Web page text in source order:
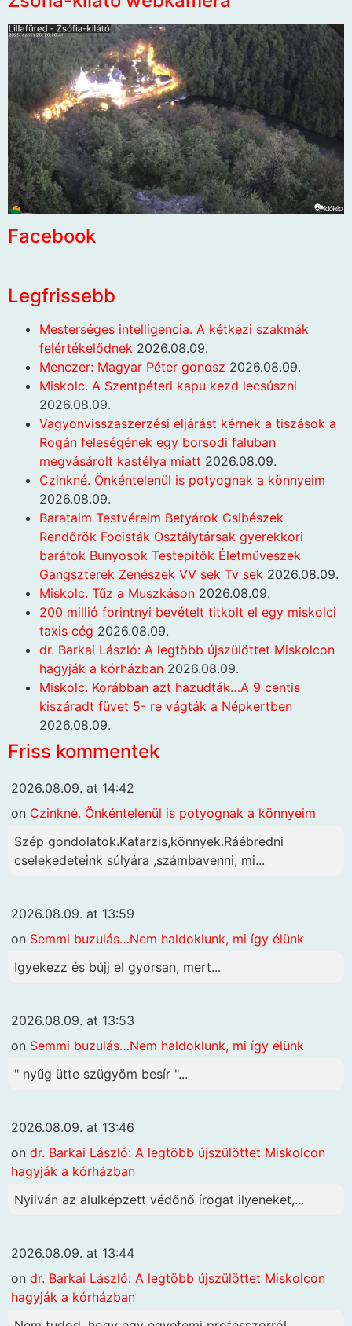
Facebook
Legfrissebb
Mesterséges intelligencia. A kétkezi szakmák
felértékelődnek 2026.08.09.
Menczer: Magyar Péter gonosz 2026.08.09.
Miskolc. A Szentpéteri kapu kezd lecsúszni
2026.08.09.
Vagyonvisszaszerzési eljárást kérnek a tiszások a
Rogán feleségének egy borsodi faluban
megvásárolt kastélya miatt 2026.08.09.
Czinkné. Önkéntelenül is potyognak a könnyeim
2026.08.09.
Barataim Testvéreim Betyárok Csibészek
Rendőrök Focisták Osztálytársak gyerekkori
barátok Bunyosok Testepitők Életműveszek
Gangszterek Zenészek VV sek Tv sek 2026.08.09.
Miskolc. Tűz a Muszkáson 2026.08.09.
200 millió forintnyi bevételt titkolt el egy miskolci
taxis cég 2026.08.09.
dr. Barkai László: A legtöbb újszülöttet Miskolcon
hagyják a kórházban 2026.08.09.
Miskolc. Korábban azt hazudták…A 9 centis
kiszáradt füvet 5- re vágták a Népkertben
2026.08.09.
Friss kommentek
2026.08.09. at 14:42
on Czinkné. Önkéntelenül is potyognak a könnyeim
Szép gondolatok.Katarzis,könnyek.Ráébredni
cselekedeteink súlyára ,számbavenni, mi...
2026.08.09. at 13:59
on Semmi buzulás…Nem haldoklunk, mi így élünk
Igyekezz és bújj el gyorsan, mert...
2026.08.09. at 13:53
on Semmi buzulás…Nem haldoklunk, mi így élünk
" nyűg ütte szügyöm besír "...
2026.08.09. at 13:46
on dr. Barkai László: A legtöbb újszülöttet Miskolcon
hagyják a kórházban
Nyilván az alulképzett védőnő írogat ilyeneket,...
2026.08.09. at 13:44
on dr. Barkai László: A legtöbb újszülöttet Miskolcon
hagyják a kórházban